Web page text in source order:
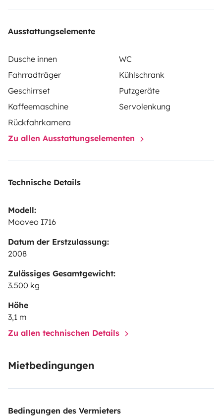
Ausstattungselemente
Dusche innen
WC
Fahrradträger
Kühlschrank
Geschirrset
Putzgeräte
Kaffeemaschine
Servolenkung
Rückfahrkamera
Zu allen Ausstattungselementen
Technische Details
Modell:
Mooveo I716
Datum der Erstzulassung:
2008
Zulässiges Gesamtgewicht:
3.500 kg
Höhe
3,1 m
Zu allen technischen Details
Mietbedingungen
Bedingungen des Vermieters